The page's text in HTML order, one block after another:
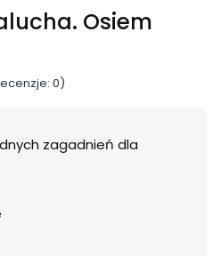
Osiem
0)
zagadnień dla